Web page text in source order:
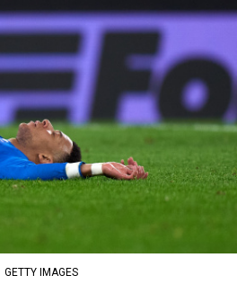
GETTY IMAGES